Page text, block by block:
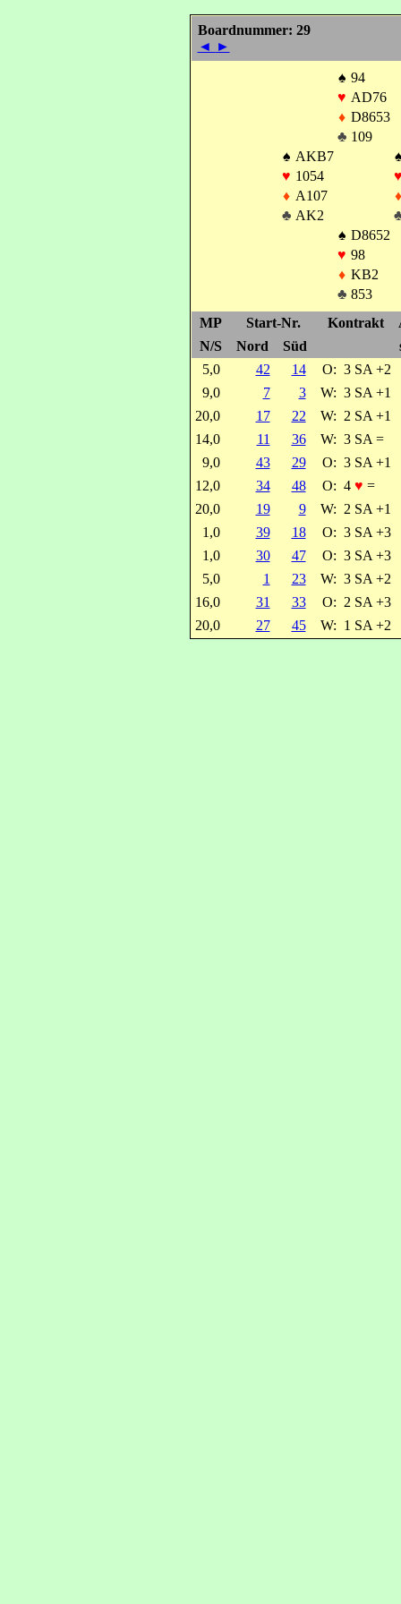
Boardnummer: 29
◄ ►
♠ 94
♥ AD76
♦ D8653
♣ 109
♠ AKB7
♥ 1054
♦ A107
♦
♣ AK2
♠ D8652
♥ 98
♦ KB2
♣ 853
MP
Start-Nr. Kontrakt
N/S
Nord Süd
5,0
42 14 O: 3 SA +2
9,0
7 3 W: 3 SA +1
20,0
17 22 W: 2 SA +1
14,0
11 36 W: 3 SA =
9,0
43 29 O: 3 SA +1
12,0
34 48 O: 4 ♥ =
20,0
19 9 W: 2 SA +1
1,0
39 18 O: 3 SA +3
1,0
30 47 O: 3 SA +3
5,0
1 23 W: 3 SA +2
16,0
31 33 O: 2 SA +3
20,0
27 45 W: 1 SA +2